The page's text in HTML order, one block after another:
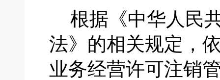
根据《中华人民
法》的相关规定，
业务经营许可注销